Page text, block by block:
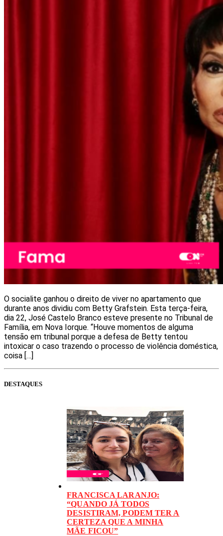
O socialite ganhou o direito de viver no apartamento que
durante anos dividiu com Betty Grafstein. Esta terça-feira,
dia 22, José Castelo Branco esteve presente no Tribunal de
Família, em Nova Iorque. “Houve momentos de alguma
tensão em tribunal porque a defesa de Betty tentou
intoxicar o caso trazendo o processo de violência doméstica,
coisa […]
DESTAQUES
FRANCISCA LARANJO:
“QUANDO JÁ TODOS
DESISTIRAM, PODEM TER A
CERTEZA QUE A MINHA
MÃE FICOU”